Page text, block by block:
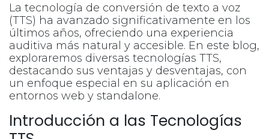
La tecnología de conversión de texto a voz
(TTS) ha avanzado significativamente en los
últimos años, ofreciendo una experiencia
auditiva más natural y accesible. En este blog,
exploraremos diversas tecnologías TTS,
destacando sus ventajas y desventajas, con
un enfoque especial en su aplicación en
entornos web y standalone.
Introducción a las Tecnologías